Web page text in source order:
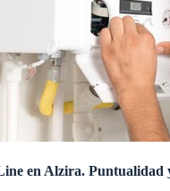
en Alzira. Puntualidad